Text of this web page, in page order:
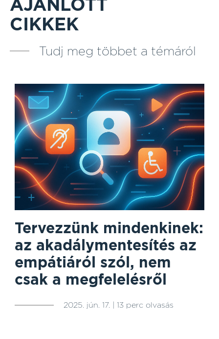
CIKKEK
Tudj meg többet a témáról
Tervezzünk mindenkinek:
az akadálymentesítés az
empátiáról szól, nem
csak a megfelelésről
2025. jún. 17. | 13 perc olvasás